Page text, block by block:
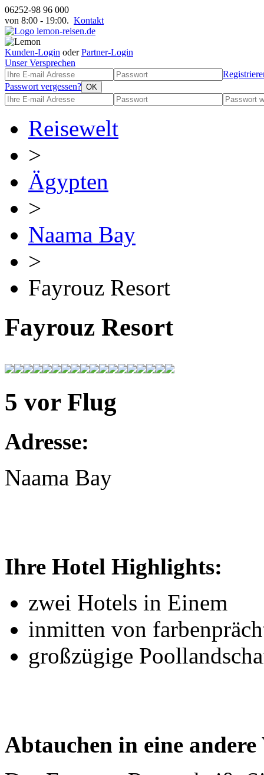
06252-98 96 000
von 8:00 - 19:00. Kontakt
Kunden-Login oderPartner-Login
Unser Versprechen
Passwort vergessen?
Reisewelt
>
Ägypten
>
Naama Bay
>
Fayrouz Resort
Fayrouz Resort
5 vor Flug
Adresse:
Naama Bay
Ihre Hotel Highlights:
zwei Hotels in Einem
inmitten von
großzügige
Abtauchen in eine